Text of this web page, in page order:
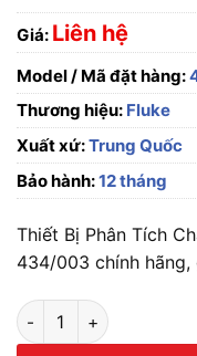
Giá: Liên hệ
Model / Mã đặt hàng:
Thương hiệu: Fluke
Xuất xứ:Trung Quốc
Bảo hành:12 tháng
Thiết Bị Phân Tích
434/003 chính hãng,
Thiết Bị Phân Tích